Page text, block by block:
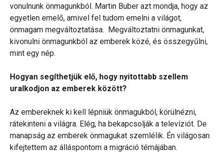
vonulnunk önmagunkból. Martin Buber azt mondja, hogy az
egyetlen emelő, amivel fel tudom emelni a világot,
önmagam megváltoztatása. Megváltoztatni önmagunkat,
kivonulni önmagunkból az emberek közé, és összegyűlni,
mint egy nép.
Hogyan segíthetjük elő, hogy nyitottabb szellem
uralkodjon az emberek között?
Az embereknek ki kell lépniük önmagukból, körülnézni,
rátekinteni a világra. Elég, ha bekapcsolják a televíziót. De
manapság az emberek önmagukat szemlélik. Én világosan
kifejtettem az álláspontom a migráció témájában.